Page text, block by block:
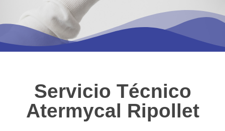
Servicio Técnico
Atermycal Ripollet